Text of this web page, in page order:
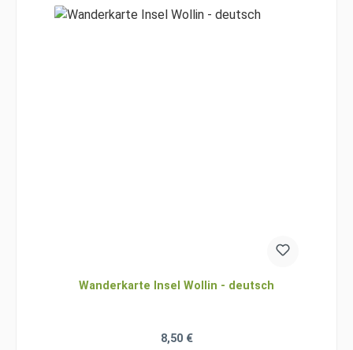
Wanderkarte Insel Wollin - deutsch
Regulärer Preis:
8,50 €